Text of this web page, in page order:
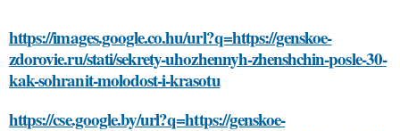
https://images.google.co.hu/url?q=https://genskoe-
zdorovie.ru/stati/sekrety-uhozhennyh-zhenshchin-posle-30-
kak-sohranit-molodost-i-krasotu
https://cse.google.by/url?q=https://genskoe-